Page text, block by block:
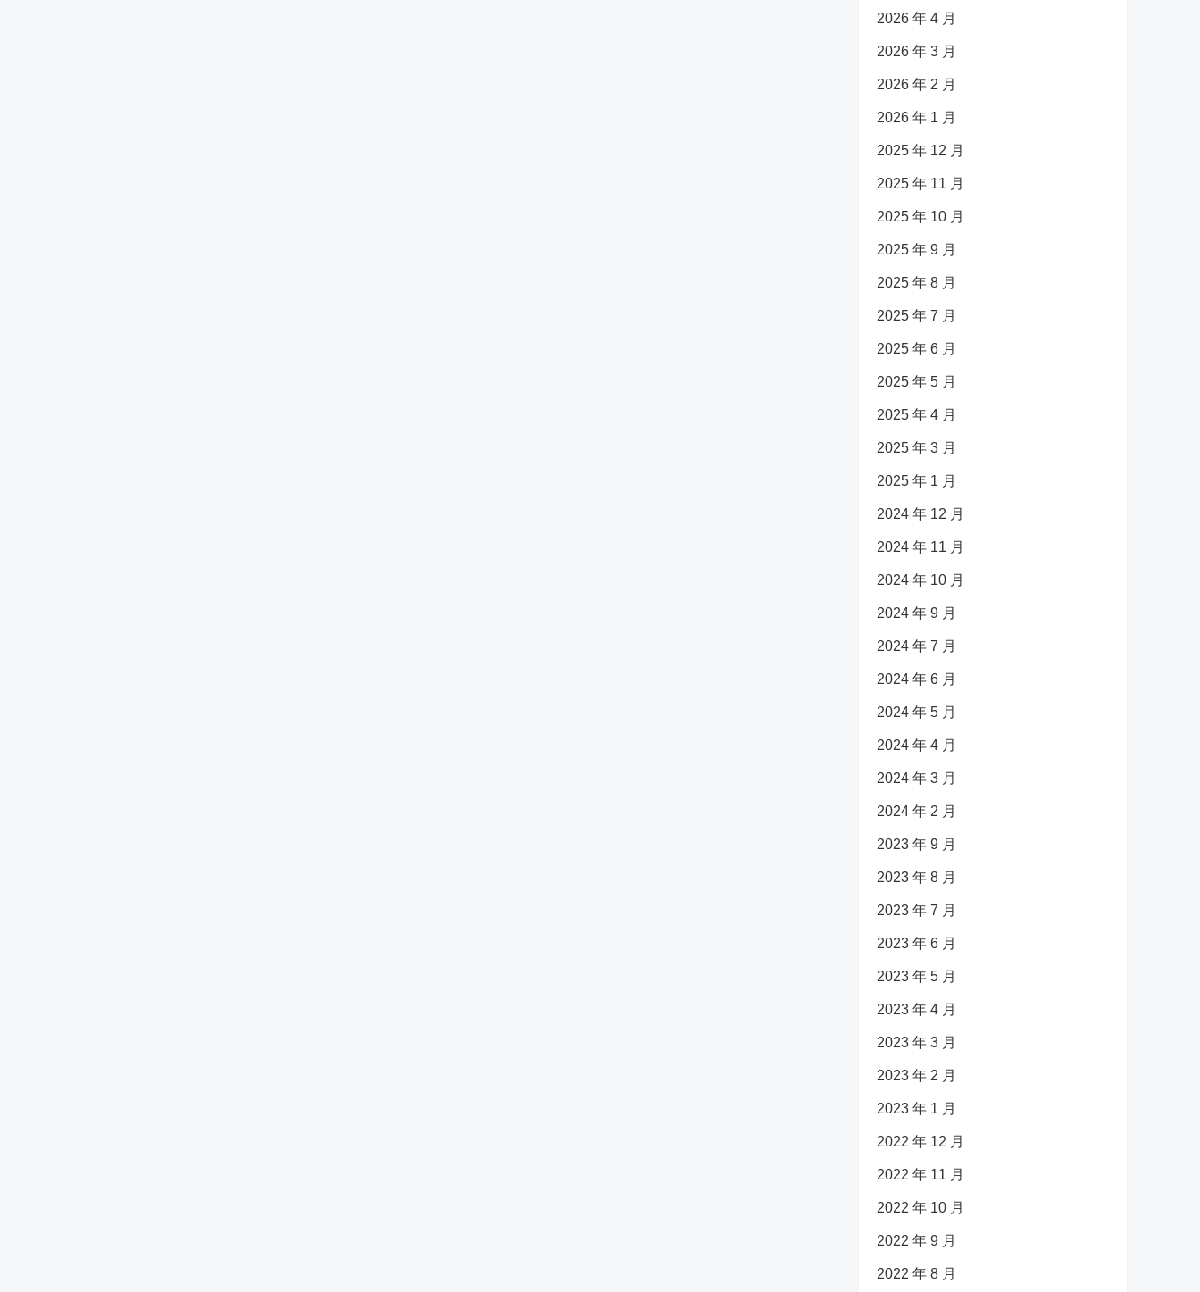
2026 年 4 月
2026 年 3 月
2026 年 2 月
2026 年 1 月
2025 年 12 月
2025 年 11 月
2025 年 10 月
2025 年 9 月
2025 年 8 月
2025 年 7 月
2025 年 6 月
2025 年 5 月
2025 年 4 月
2025 年 3 月
2025 年 1 月
2024 年 12 月
2024 年 11 月
2024 年 10 月
2024 年 9 月
2024 年 7 月
2024 年 6 月
2024 年 5 月
2024 年 4 月
2024 年 3 月
2024 年 2 月
2023 年 9 月
2023 年 8 月
2023 年 7 月
2023 年 6 月
2023 年 5 月
2023 年 4 月
2023 年 3 月
2023 年 2 月
2023 年 1 月
2022 年 12 月
2022 年 11 月
2022 年 10 月
2022 年 9 月
2022 年 8 月